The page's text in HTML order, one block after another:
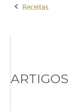
Post
Receitas
ARTIGOS